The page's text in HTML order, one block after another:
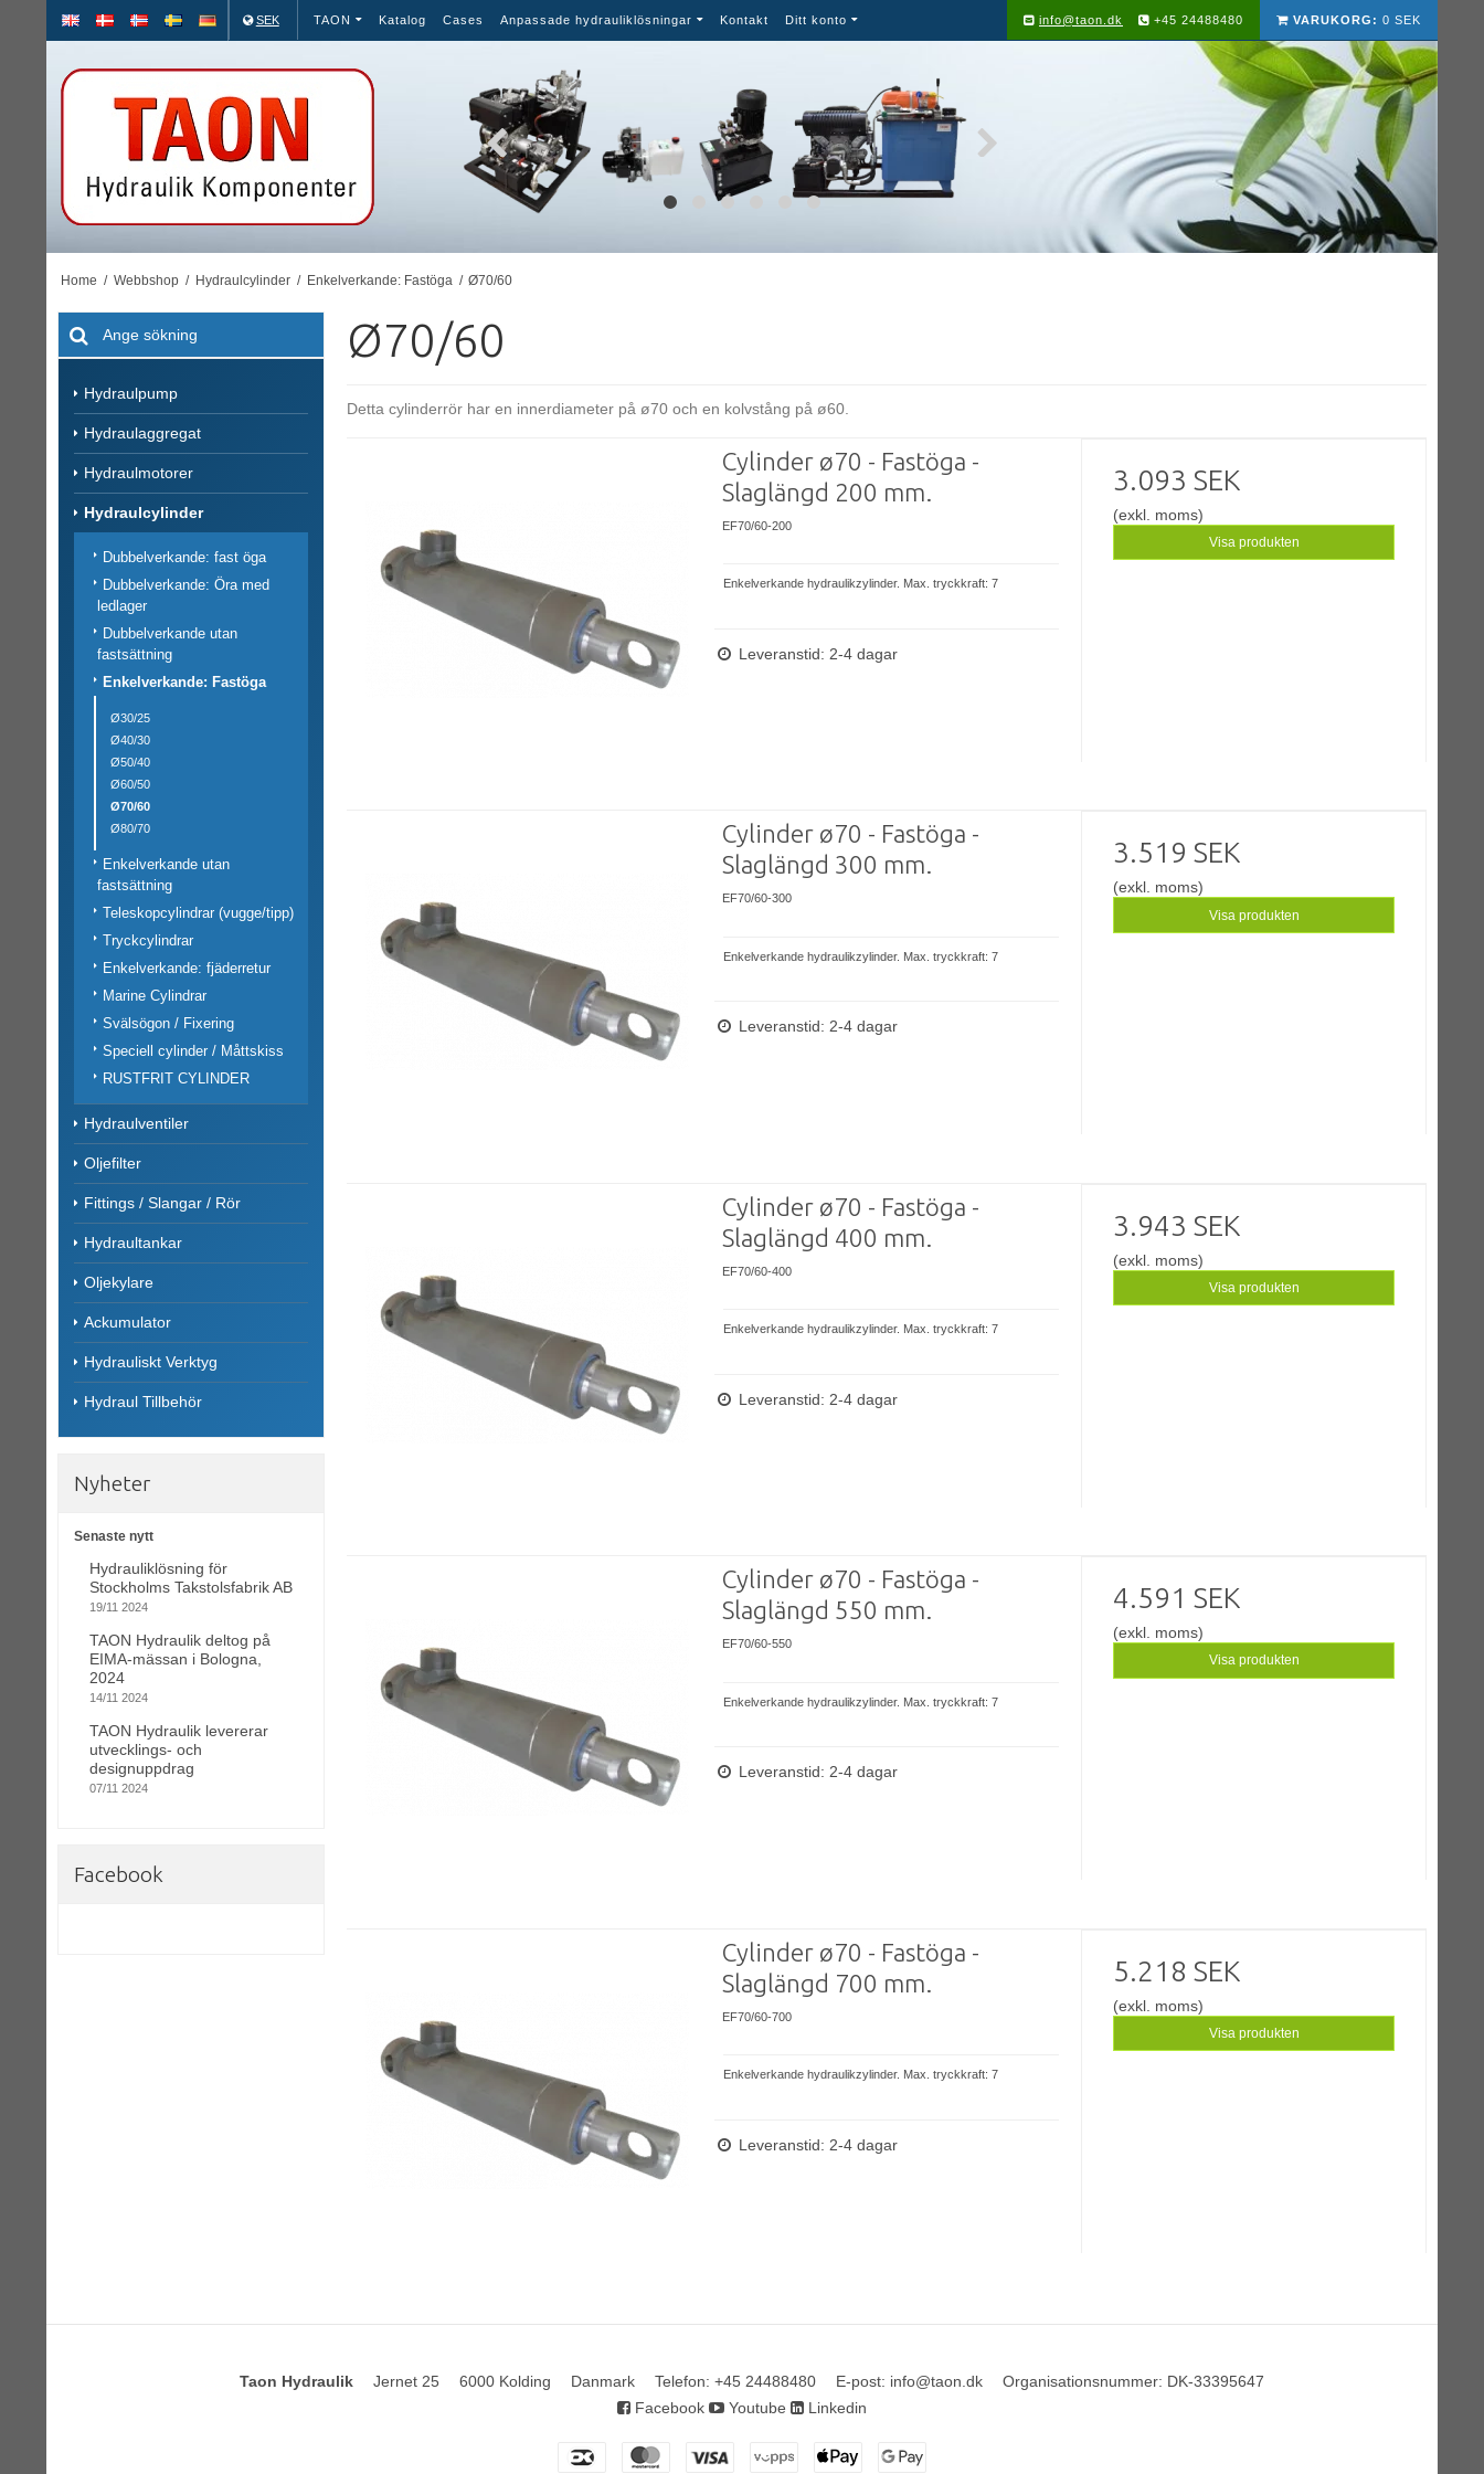
SEK TAON Katalog Cases Anpassade hydrauliklösningar Kontakt Ditt konto VARUKORG: 0 SEK
info@taon.dk +45 24488480
Home / Webbshop / Hydraulcylinder / Enkelverkande: Fastöga / Ø70/60
Hydraulpump
Hydraulaggregat
Hydraulmotorer
Hydraulcylinder
Dubbelverkande: fast öga
Dubbelverkande: Öra med
ledlager
Dubbelverkande utan
fastsättning
Enkelverkande: Fastöga
Ø30/25
Ø40/30
Ø50/40
Ø60/50
Ø70/60
Ø80/70
Enkelverkande utan
fastsättning
Teleskopcylindrar (vugge/tipp)
Tryckcylindrar
Enkelverkande: fjäderretur
Marine Cylindrar
Svälsögon / Fixering
Speciell cylinder / Måttskiss
RUSTFRIT CYLINDER
Hydraulventiler
Oljefilter
Fittings / Slangar / Rör
Hydraultankar
Oljekylare
Ackumulator
Hydrauliskt Verktyg
Hydraul Tillbehör
Nyheter
Senaste nytt
Hydrauliklösning för
Stockholms Takstolsfabrik AB
19/11 2024
TAON Hydraulik deltog på
EIMA-mässan i Bologna,
2024
14/11 2024
TAON Hydraulik levererar
utvecklings- och
designuppdrag
07/11 2024
Facebook
Ø70/60
Detta cylinderrör har en innerdiameter på ø70 och en kolvstång på ø60.
Cylinder ø70 - Fastöga -
Slaglängd 200 mm.
EF70/60-200
Enkelverkande hydraulikzylinder. Max. tryckkraft: 7
Leveranstid: 2-4 dagar
3.093 SEK
(exkl. moms)
Visa produkten
Cylinder ø70 - Fastöga -
Slaglängd 300 mm.
EF70/60-300
Enkelverkande hydraulikzylinder. Max. tryckkraft: 7
Leveranstid: 2-4 dagar
3.519 SEK
(exkl. moms)
Visa produkten
Cylinder ø70 - Fastöga -
Slaglängd 400 mm.
EF70/60-400
Enkelverkande hydraulikzylinder. Max. tryckkraft: 7
Leveranstid: 2-4 dagar
3.943 SEK
(exkl. moms)
Visa produkten
Cylinder ø70 - Fastöga -
Slaglängd 550 mm.
EF70/60-550
Enkelverkande hydraulikzylinder. Max. tryckkraft: 7
Leveranstid: 2-4 dagar
4.591 SEK
(exkl. moms)
Visa produkten
Cylinder ø70 - Fastöga -
Slaglängd 700 mm.
EF70/60-700
Enkelverkande hydraulikzylinder. Max. tryckkraft: 7
Leveranstid: 2-4 dagar
5.218 SEK
(exkl. moms)
Visa produkten
Taon Hydraulik Jernet 25 6000 Kolding Danmark Telefon: +45 24488480 E-post: info@taon.dk Organisationsnummer: DK-33395647
Facebook
Youtube Linkedin